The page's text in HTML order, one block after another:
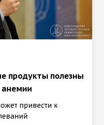
продукты полезны
привести к